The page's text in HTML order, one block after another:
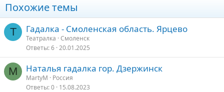
Похожие темы
Т Гадалка - Смоленская область. Ярцево
Театралка Смоленск
Ответы 6 20.01.2025
M Наталья гадалка гор. Дзержинск
MartyM
Россия
Ответы 0 15.08.2023